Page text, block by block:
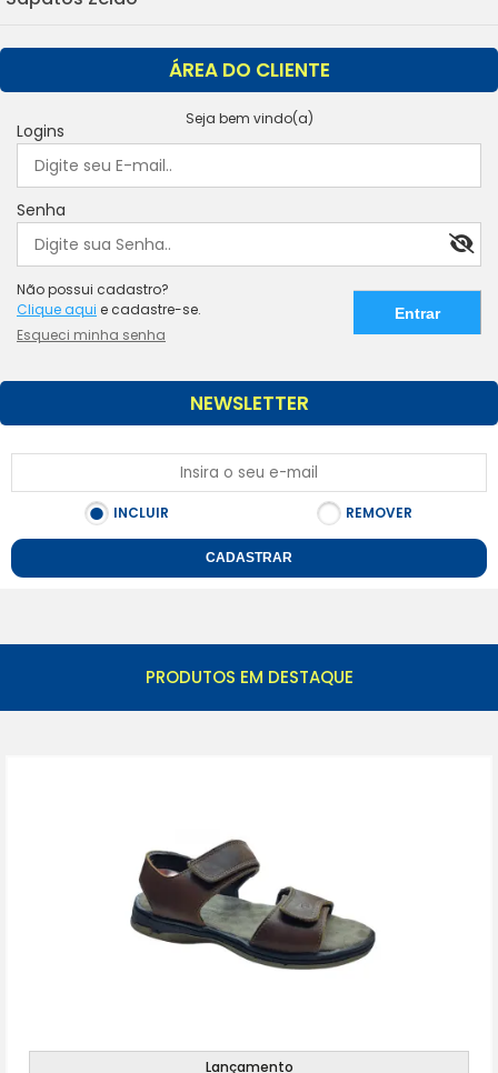
ÁREA DO CLIENTE
Seja bem vindo(a)
Logins
Senha
Não possui cadastro?
Clique aqui e cadastre-se.
Esqueci minha senha
NEWSLETTER
INCLUIR REMOVER
CADASTRAR
PRODUTOS EM DESTAQUE
Lançamento